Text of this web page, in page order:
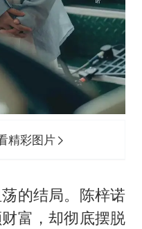
精彩图片
的结局。陈梓诺
富，却彻底摆脱